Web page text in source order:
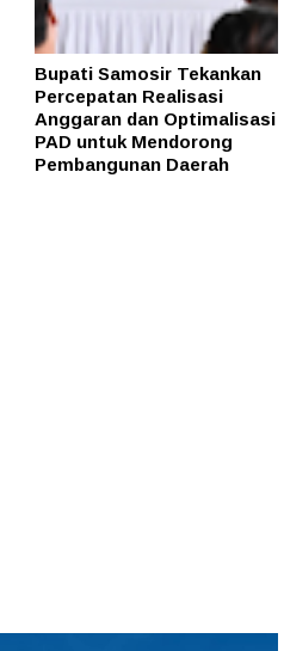
Bupati Samosir Tekankan
Percepatan Realisasi
Anggaran dan Optimalisasi
PAD untuk Mendorong
Pembangunan Daerah